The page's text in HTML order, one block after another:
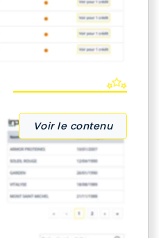
Voir le contenu